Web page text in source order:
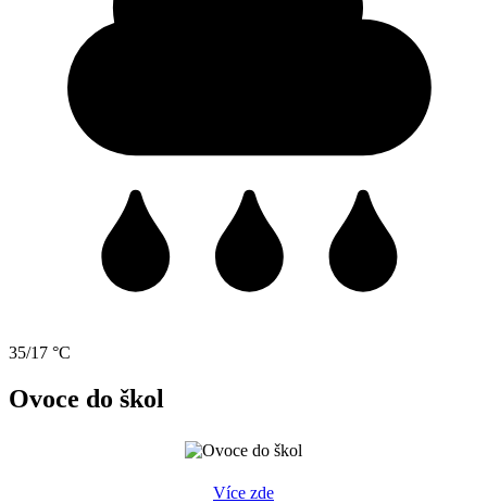
35/17 °C
Ovoce do škol
Více zde